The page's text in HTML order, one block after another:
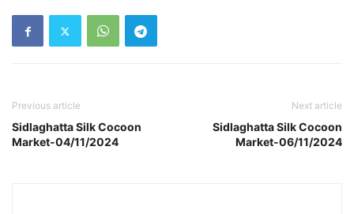
Previous article
Sidlaghatta Silk Cocoon
Market-04/11/2024
Next article
Sidlaghatta Silk Cocoon
Market-06/11/2024